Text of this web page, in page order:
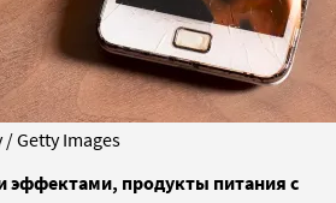
Getty Images
эффектами, продукты питания с